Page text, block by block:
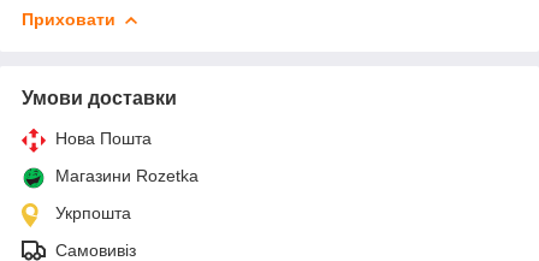
Приховати
Умови доставки
Нова Пошта
Магазини Rozetka
Укрпошта
Самовивіз